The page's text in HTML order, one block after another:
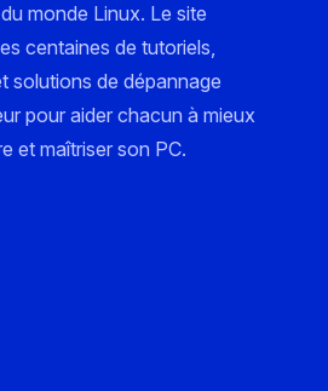
monde Linux. Le site
centaines de tutoriels,
solutions de dépannage
pour aider chacun à mieux
et maîtriser son PC.